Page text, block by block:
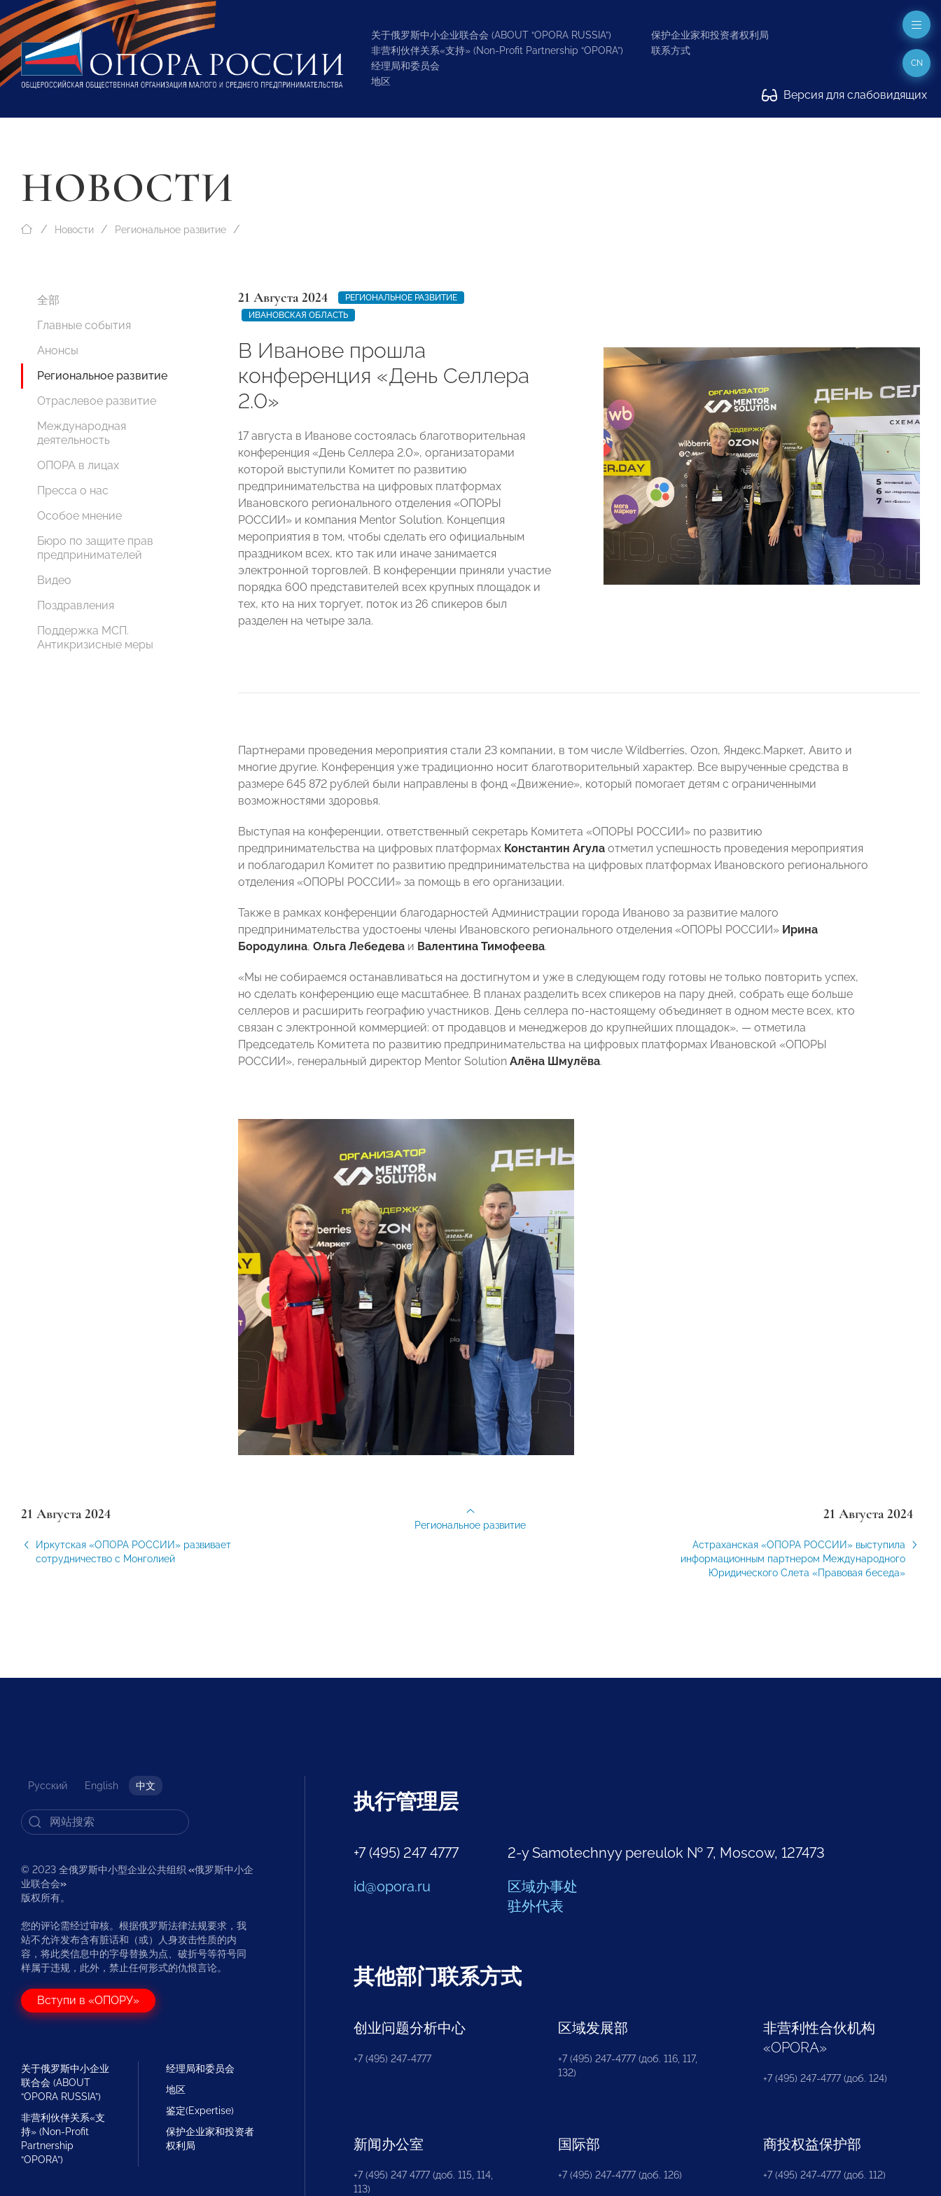
关于俄罗斯中小企业联合会 (ABOUT “OPORA RUSSIA”)
非营利伙伴关系«支持» (Non-Profit Partnership “OPORA”)
经理局和委员会
地区
保护企业家和投资者权利局
联系方式
Версия для слабовидящих
CN
НОВОСТИ
Новости Региональное развитие
全部
Главные события
Анонсы
Региональное развитие
Отраслевое развитие
Международная
деятельность
ОПОРА в лицах
Пресса о нас
Особое мнение
Бюро по защите прав
предпринимателей
Видео
Поздравления
Поддержка МСП.
Антикризисные меры
21 Августа 2024
РЕГИОНАЛЬНОЕ РАЗВИТИЕ
ИВАНОВСКАЯ ОБЛАСТЬ
В Иванове прошла
конференция «День Селлера
2.0»
17 августа в Иванове состоялась благотворительная
конференция «День Селлера 2.0», организаторами
которой выступили Комитет по развитию
предпринимательства на цифровых платформах
Ивановского регионального отделения «ОПОРЫ
РОССИИ» и компания Mentor Solution. Концепция
мероприятия в том, чтобы сделать его официальным
праздником всех, кто так или иначе занимается
электронной торговлей. В конференции приняли участие
порядка 600 представителей всех крупных площадок и
тех, кто на них торгует, поток из 26 спикеров был
разделен на четыре зала.
Партнерами проведения мероприятия стали 23 компании, в том числе Wildberries, Ozon, Яндекс.Маркет, Авито и
многие другие. Конференция уже традиционно носит благотворительный характер. Все вырученные средства в
размере 645 872 рублей были направлены в фонд «Движение», который помогает детям с ограниченными
возможностями здоровья.
Выступая на конференции, ответственный секретарь Комитета «ОПОРЫ РОССИИ» по развитию
предпринимательства на цифровых платформах Константин Агула отметил успешность проведения мероприятия
и поблагодарил Комитет по развитию предпринимательства на цифровых платформах Ивановского регионального
отделения «ОПОРЫ РОССИИ» за помощь в его организации.
Также в рамках конференции благодарностей Администрации города Иваново за развитие малого
предпринимательства удостоены члены Ивановского регионального отделения «ОПОРЫ РОССИИ» Ирина
Бородулина, Ольга Лебедева и Валентина Тимофеева.
«Мы не собираемся останавливаться на достигнутом и уже в следующем году готовы не только повторить успех,
но сделать конференцию еще масштабнее. В планах разделить всех спикеров на пару дней, собрать еще больше
селлеров и расширить географию участников. День селлера по-настоящему объединяет в одном месте всех, кто
связан с электронной коммерцией: от продавцов и менеджеров до крупнейших площадок», — отметила
Председатель Комитета по развитию предпринимательства на цифровых платформах Ивановской «ОПОРЫ
РОССИИ», генеральный директор Mentor Solution Алёна Шмулёва.
21 Августа 2024
Иркутская «ОПОРА РОССИИ» развивает
сотрудничество с Монголией
21 Августа 2024
Астраханская «ОПОРА РОССИИ» выступила
информационным партнером Международного
Юридического Слета «Правовая беседа»
Региональное развитие
Русский English 中文
© 2023 全俄罗斯中小型企业公共组织 «俄罗斯中小企
业联合会»
版权所有。
您的评论需经过审核。根据俄罗斯法律法规要求，我
站不允许发布含有脏话和（或）人身攻击性质的内
容，将此类信息中的字母替换为点、破折号等符号同
样属于违规，此外，禁止任何形式的仇恨言论。
Вступи в «ОПОРУ»
关于俄罗斯中小企业
联合会 (ABOUT
“OPORA RUSSIA”)
非营利伙伴关系«支
持» (Non-Profit
Partnership
“OPORA”)
经理局和委员会
地区
鉴定(Expertise)
保护企业家和投资者
权利局
执行管理层
+7 (495) 247 4777
id@opora.ru
2-y Samotechnyy pereulok № 7, Moscow, 127473
区域办事处
驻外代表
其他部门联系方式
创业问题分析中心
+7 (495) 247-4777
区域发展部
+7 (495) 247-4777 (доб. 116, 117,
132)
非营利性合伙机构
«OPORA»
+7 (495) 247-4777 (доб. 124)
新闻办公室
+7 (495) 247 4777 (доб. 115, 114,
113)
国际部
+7 (495) 247-4777 (доб. 126)
商投权益保护部
+7 (495) 247-4777 (доб. 112)